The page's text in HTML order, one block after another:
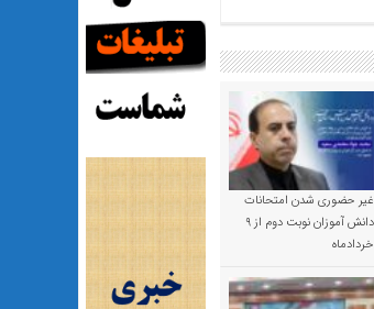
غیر حضوری شدن امتحانات
دانش آموزان نوبت دوم از ۹
خردادماه